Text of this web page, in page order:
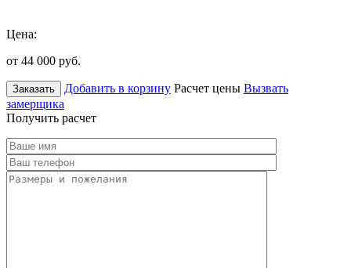
Цена:
от 44 000 руб.
Заказать Добавить в корзину Расчет цены Вызвать
замерщика
Получить расчет